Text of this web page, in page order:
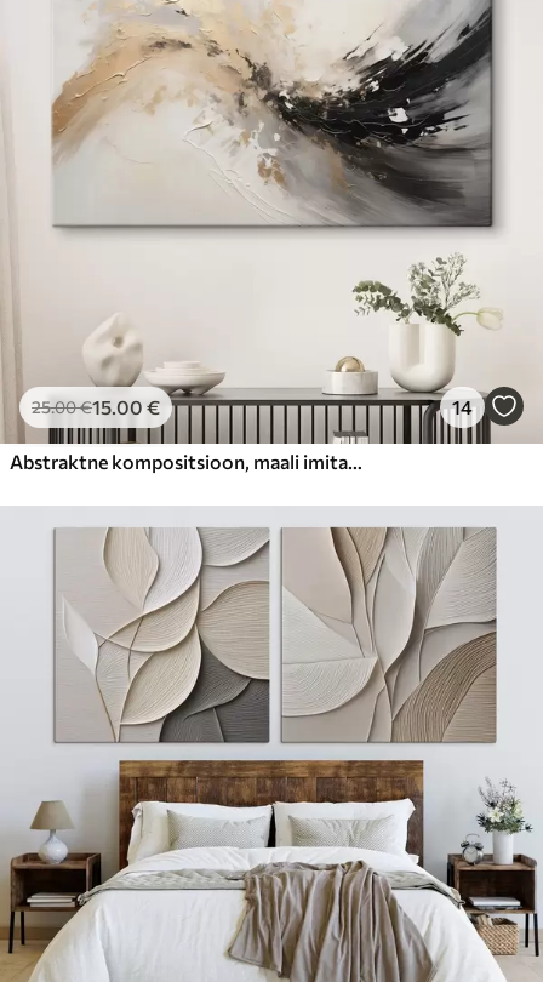
25.00€15.00 € 14
Abstraktne kompositsioon, maali imitatsioon